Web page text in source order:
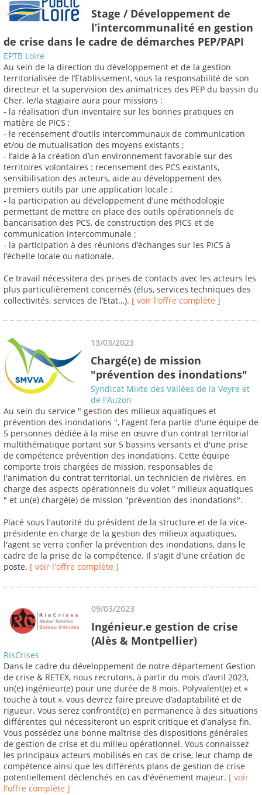
Stage / Développement de
l’intercommunalité en gestion
de crise dans le cadre de démarches PEP/PAPI
EPTB Loire
Au sein de la direction du développement et de la gestion
territorialisée de l’Etablissement, sous la responsabilité de son
directeur et la supervision des animatrices des PEP du bassin du
Cher, le/la stagiaire aura pour missions :
- la réalisation d’un inventaire sur les bonnes pratiques en
matière de PICS ;
- le recensement d’outils intercommunaux de communication
et/ou de mutualisation des moyens existants ;
- l’aide à la création d’un environnement favorable sur des
territoires volontaires : recensement des PCS existants,
sensibilisation des acteurs, aide au développement des
premiers outils par une application locale ;
- la participation au développement d’une méthodologie
permettant de mettre en place des outils opérationnels de
bancarisation des PCS, de construction des PICS et de
communication intercommunale ;
- la participation à des réunions d’échanges sur les PICS à
l’échelle locale ou nationale.
Ce travail nécessitera des prises de contacts avec les acteurs les
plus particulièrement concernés (élus, services techniques des
collectivités, services de l’Etat…). [ voir l'offre complète ]
13/03/2023
Chargé(e) de mission
"prévention des inondations"
Syndicat Mixte des Vallées de la Veyre et
de l'Auzon
Au sein du service " gestion des milieux aquatiques et
prévention des inondations ", l'agent fera partie d'une équipe de
5 personnes dédiée à la mise en œuvre d'un contrat territorial
multithématique portant sur 5 bassins versants et d'une prise
de compétence prévention des inondations. Cette équipe
comporte trois chargées de mission, responsables de
l'animation du contrat territorial, un technicien de rivières, en
charge des aspects opérationnels du volet " milieux aquatiques
" et un(e) chargé(e) de mission "prévention des inondations".
Placé sous l'autorité du président de la structure et de la vice-
présidente en charge de la gestion des milieux aquatiques,
l'agent se verra confier la prévention des inondations, dans le
cadre de la prise de la compétence. Il s'agit d'une création de
poste. [ voir l'offre complète ]
09/03/2023
Ingénieur.e gestion de crise
(Alès & Montpellier)
RisCrises
Dans le cadre du développement de notre département Gestion
de crise & RETEX, nous recrutons, à partir du mois d’avril 2023,
un(e) ingénieur(e) pour une durée de 8 mois. Polyvalent(e) et «
touche à tout », vous devrez faire preuve d’adaptabilité et de
rigueur. Vous serez confronté(e) en permanence à des situations
différentes qui nécessiteront un esprit critique et d’analyse fin.
Vous possédez une bonne maîtrise des dispositions générales
de gestion de crise et du milieu opérationnel. Vous connaissez
les principaux acteurs mobilisés en cas de crise, leur champ de
compétence ainsi que les différents plans de gestion de crise
potentiellement déclenchés en cas d'événement majeur. [ voir
l'offre complète ]